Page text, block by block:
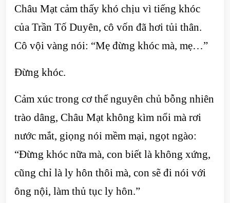
Châu Mạt cảm thấy khó chịu vì tiếng khóc
của Trần Tố Duyên, cô vốn đã hơi tủi thân.
Cô vội vàng nói: “Mẹ đừng khóc mà, mẹ…”
Đừng khóc.
Cảm xúc trong cơ thể nguyên chủ bỗng nhiên
trào dâng, Châu Mạt không kìm nổi mà rơi
nước mắt, giọng nói mềm mại, ngọt ngào:
“Đừng khóc nữa mà, con biết là không xứng,
cũng chỉ là ly hôn thôi mà, con sẽ đi nói với
ông nội, làm thủ tục ly hôn.”